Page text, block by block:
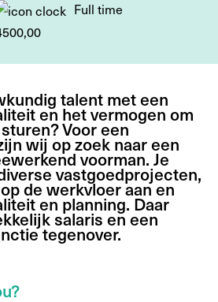
Full time
talent met een
en het vermogen om
Voor een
wij op zoek naar een
voorman. Je
vastgoedprojecten,
de werkvloer aan en
en planning. Daar
salaris en een
tegenover.